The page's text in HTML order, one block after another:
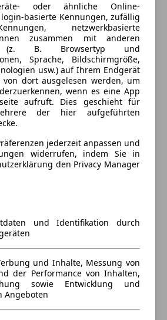
oder ähnliche Online-
basierte Kennungen, zufällig
netzwerkbasierte
zusammen mit anderen
(z. B. Browsertyp und
Sprache, Bildschirmgröße,
usw.) auf Ihrem Endgerät
dort ausgelesen werden, um
wenn es eine App
aufruft. Dies geschieht für
der hier aufgeführten
jederzeit anpassen und
widerrufen, indem Sie in
den Privacy Manager
und Identifikation durch
und Inhalte, Messung von
der Performance von Inhalten,
sowie Entwicklung und
Angeboten